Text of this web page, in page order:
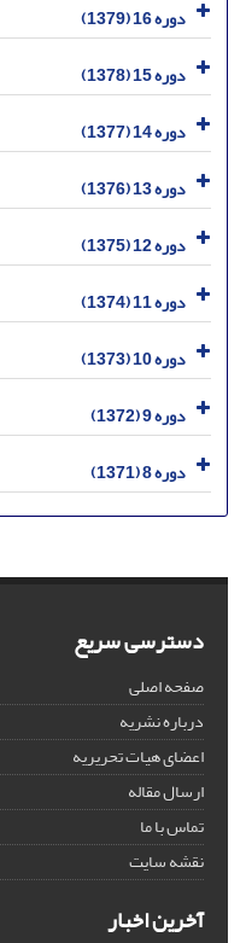
دوره 16 (1379)
دوره 15 (1378)
دوره 14 (1377)
دوره 13 (1376)
دوره 12 (1375)
دوره 11 (1374)
دوره 10 (1373)
دوره 9 (1372)
دوره 8 (1371)
دسترسی سریع
صفحه اصلی
درباره نشریه
اعضای هیات تحریریه
ارسال مقاله
تماس با ما
نقشه سایت
آخرین اخبار